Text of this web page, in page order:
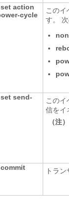
set action
cycle
このイ
す。
set send-
このイ
信をイ
（注
commit トラ